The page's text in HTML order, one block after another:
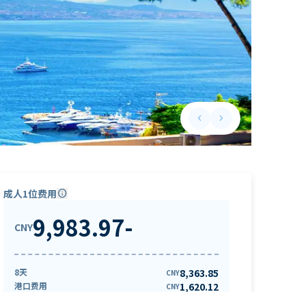
keyboard_arrow_leftPrevious slide
keyboard_arrow_rightNext slide
成人1位费用info
CNY9,983.97-
8天 CNY8,363.85
港口费用 CNY1,620.12